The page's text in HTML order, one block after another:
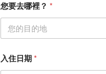
您要去哪裡？ *
入住日期*